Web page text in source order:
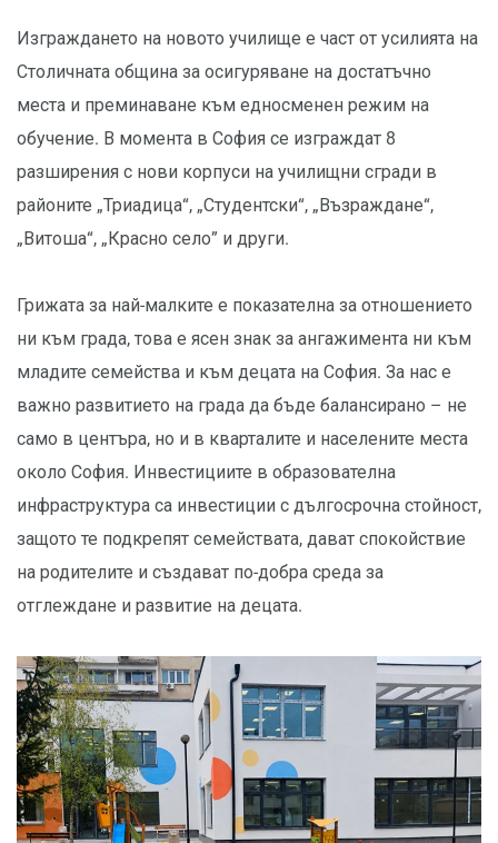
Изграждането на новото училище е част от усилията на
Столичната община за осигуряване на достатъчно
места и преминаване към едносменен режим на
обучение. В момента в София се изграждат 8
разширения с нови корпуси на училищни сгради в
районите „Триадица“, „Студентски“, „Възраждане“,
„Витоша“, „Красно село” и други.
Грижата за най-малките е показателна за отношението
ни към града, това е ясен знак за ангажимента ни към
младите семейства и към децата на София. За нас е
важно развитието на града да бъде балансирано – не
само в центъра, но и в кварталите и населените места
около София. Инвестициите в образователна
инфраструктура са инвестиции с дългосрочна стойност,
защото те подкрепят семействата, дават спокойствие
на родителите и създават по-добра среда за
отглеждане и развитие на децата.